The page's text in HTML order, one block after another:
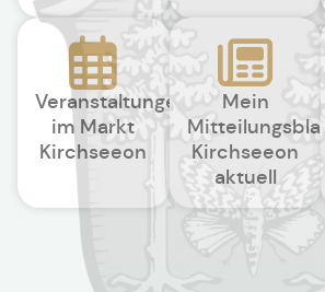
Veranstaltungen
im Markt
Kirchseeon
Mein
Mitteilungsblatt
Kirchseeon
aktuell